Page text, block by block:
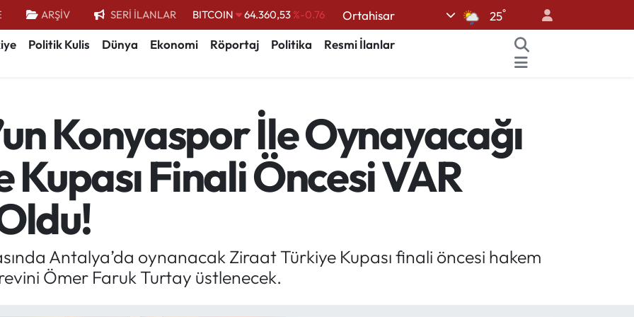
ARŞİV SERİ İLANLAR DOLAR 47,7143%0.16
EURO
55,0317%-0.02
BİST100
13.887 %64
Ortahisar 25°
Politik Kulis Dünya Ekonomi Röportaj Politika
Resmi İlanlar
Konyaspor İle Oynayacağı
Finali Öncesi VAR
Antalya’da oynanacak Ziraat Türkiye Kupası finali öncesi hakem
Ömer Faruk Turtay üstlenecek.